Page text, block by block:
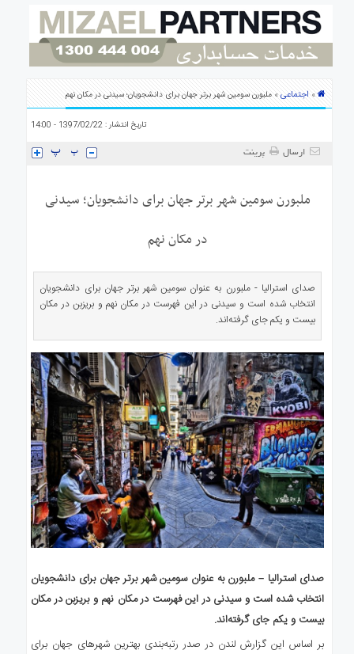
استرالیا
ارتباط» اجتماعی» ملبورن سومین شهر برتر جهان برای دانشجویان؛ سیدنی در مکان نهم
تاریخ انتشار : 1397/02/22 - 14:00
ارسال پرینت
ملبورن سومین شهر برتر جهان برای دانشجویان؛ سیدنی
در مکان نهم
صدای استرالیا - ملبورن به عنوان سومین شهر برتر جهان برای دانشجویان
انتخاب شده است و سیدنی در این فهرست در مکان نهم و بریزبن در مکان
بیست و یکم جای گرفته‌اند.
صدای استرالیا – ملبورن به عنوان سومین شهر برتر جهان برای دانشجویان
انتخاب شده است و سیدنی در این فهرست در مکان نهم و بریزبن در مکان
بیست و یکم جای گرفته‌اند.
بر اساس این گزارش لندن در صدر رتبه‌بندی بهترین شهرهای جهان برای